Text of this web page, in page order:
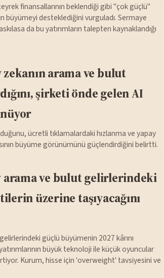
finansallarının beklendiği gibi "çok güçlü"
büyümeyi desteklediğini vurguladı. Sermaye
da bu yatırımların talepten kaynaklandığı
arama ve bulut
şirketi önde gelen AI
ücretli tıklamalardaki hızlanma ve yapay
büyüme görünümünü güçlendirdiğini belirtti.
ve bulut gelirlerindeki
üzerine taşıyacağını
güçlü büyümenin 2027 kârını
büyük teknoloji ile küçük oyuncular
Kurum, hisse için 'overweight' tavsiyesini ve